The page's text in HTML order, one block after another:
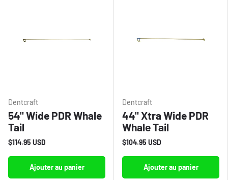
Dentcraft
54" Wide PDR Whale
Tail
$114.95 USD
Ajouter au panier
Dentcraft
44" Xtra Wide PDR
Whale Tail
$104.95 USD
Ajouter au panier